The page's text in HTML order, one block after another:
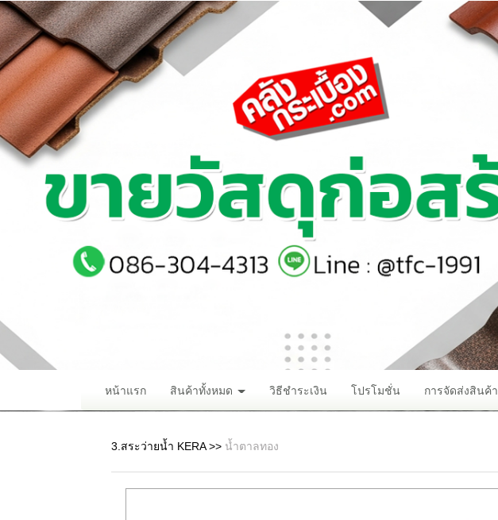
หน้าแรก สินค้าทั้งหมด วิธีชำระเงิน โปรโมชั่น การจัดส่งสินค้า
3.สระว่ายน้ำ KERA>> น้ำตาลทอง